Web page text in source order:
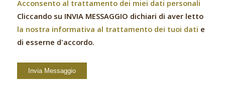
Acconsento al trattamento dei miei dati personali
Cliccando su INVIA MESSAGGIO dichiari di aver letto
la nostra informativa al trattamento dei tuoi dati e
di esserne d'accordo.